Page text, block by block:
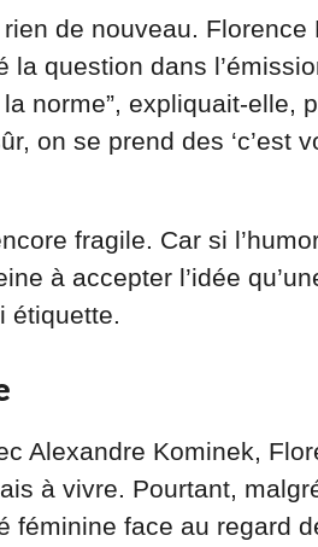
de nouveau.
la question dans
norme”, expliquait-elle,
on se prend des ‘c’est
fragile. Car si
à accepter l’idée
Alexandre Kominek,
à vivre. Pourtant,
féminine face au regard